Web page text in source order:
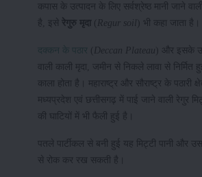
कपास के उत्पादन के लिए सर्वश्रेष्ठ मानी जाने
है, इसे रेगुरु मृदा ( Regur soil ) भी कहा जाता है।
दक्कन के पठार ( Deccan Plateau ) और इसके
वाली काली मृदा, जमीन से निकले लावा से निर्मित
काला होता है। महाराष्ट्र और सौराष्ट्र के पठारी
मध्यप्रदेश एवं छत्तीसगढ़ में पाई जाने वाली रेगुर
की घाटियों में भी फैली हुई है।
पतले पार्टीकल से बनी हुई यह मिट्टी पानी और
से रोक कर रख सकती है।